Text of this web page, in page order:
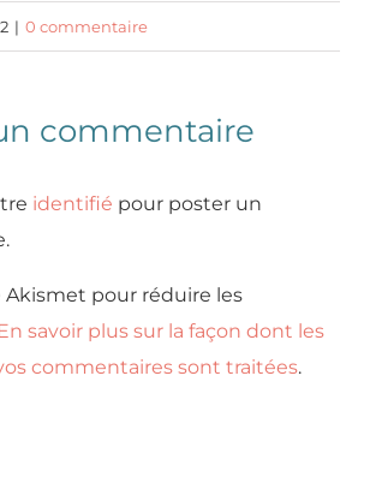
| 0 commentaire
commentaire
identifié pour poster un
Akismet pour réduire les
savoir plus sur la façon dont les
commentaires sont traitées.